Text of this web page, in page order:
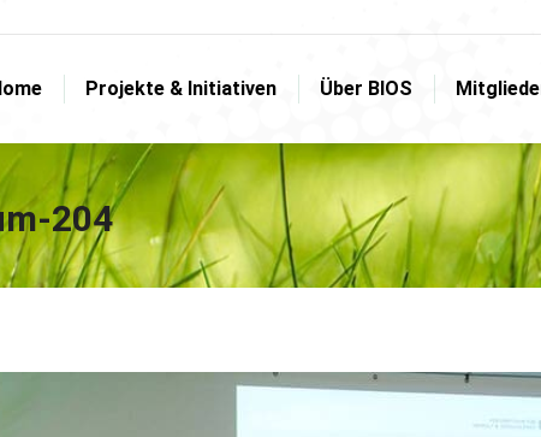
Projekte & Initiativen Über BIOS
204
Projekte & Initiativen Über BIOS